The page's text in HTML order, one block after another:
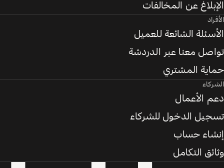
الإبلاغ عن المخالفات
الأفراد
الأسئلة الشائعة للعميل
تواصل معنا عبر الدردشة
حماية المشتري
الشركاء
دعم الأعمال
تسجيل الدخول للشركاء
إنشاء حساب
وثائق التكامل